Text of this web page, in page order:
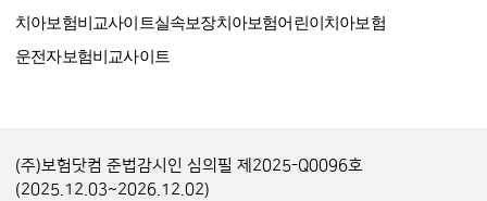
치아보험비교사이트실속보장치아보험어린이치아보험
운전자보험비교사이트
(주)보험닷컴 준법감시인 심의필 제2025-Q0096호
(2025.12.03~2026.12.02)